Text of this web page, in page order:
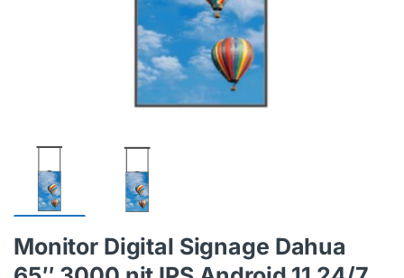
Monitor Digital Signage Dahua